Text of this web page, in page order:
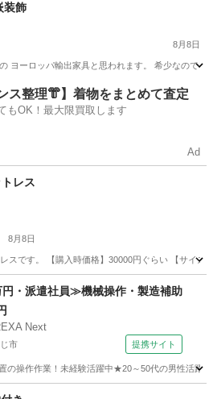
装飾
8月8日
ヨーロッパ輸出家具と思われます。 希少なの
椅子ス整理👘】着物をまとめて査定
もOK！最大限買取します
Ad
レス
8月8日
スです。 【購入時価格】30000円ぐらい 【サイ
寝具
・派遣社員≫機械操作・製造補助
Next
市 提携サイト
の操作作業！未経験活躍中★20～50代の男性活